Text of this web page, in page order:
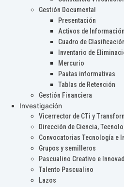
Gestión Documental
Presentación
Activos de Información
Cuadro de
Inventario de
Mercurio
Pautas informativas
Tablas de Retención
Gestión Financiera
Investigación
Vicerrector de CTi y
Dirección de Ciencia,
Convocatorias Tecnología e
Grupos y semilleros
Pascualino Creativo e
Talento Pascualino
Lazos